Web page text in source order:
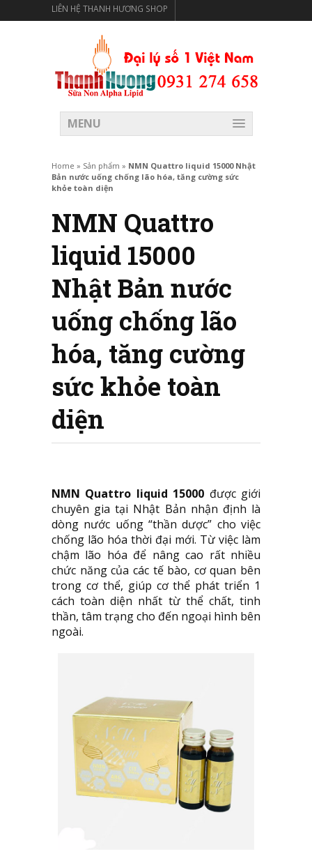
LIÊN HỆ THANH HƯƠNG SHOP
CHO SỨC KHỎE
MENU
Home » Sản phẩm » NMN Quattro liquid 15000 Nhật
Bản nước uống chống lão hóa, tăng cường sức
khỏe toàn diện
NMN Quattro
liquid 15000
Nhật Bản nước
uống chống lão
hóa, tăng cường
sức khỏe toàn
diện
NMN Quattro liquid 15000 được giới
chuyên gia tại Nhật Bản nhận định là
dòng nước uống “thần dược” cho việc
chống lão hóa thời đại mới. Từ việc làm
chậm lão hóa để nâng cao rất nhiều
chức năng của các tế bào, cơ quan bên
trong cơ thể, giúp cơ thể phát triển 1
cách toàn diện nhất từ thể chất, tinh
thần, tâm trạng cho đến ngoại hình bên
ngoài.